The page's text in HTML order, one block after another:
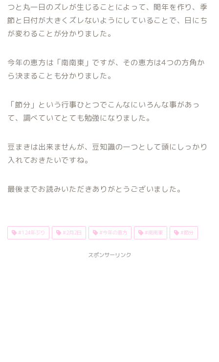
つと丸一日のズレが生じることによって、閏年を作り、季
節と日付が大きくズレないようにしていることで、日にち
が変わることが分かりました。
今年の恵方は「南南東」ですが、その恵方は4つの方角か
ら決まることも分かりました。
「節分」という行事ひとつでこんなにいろんな事があっ
て、調べていてとても勉強になりました。
豆まきは出来ませんが、豆知識の一つとして頭にしっかり
入れておきたいですね。
最後までお読みいただきありがとうございました。
#124年ぶり #2月2日 #今年の恵方 #南南東 #節分
スポンサーリンク